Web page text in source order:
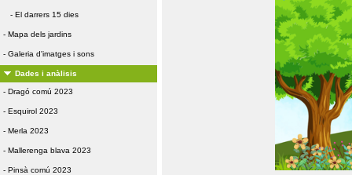
- El darrers 15 dies
- Mapa dels jardins
- Galeria d'imatges i sons
Dades i anàlisis
- Dragó comú 2023
- Esquirol 2023
- Merla 2023
- Mallerenga blava 2023
- Pinsà comú 2023